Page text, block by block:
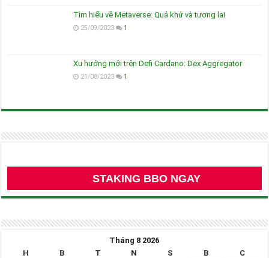
Tìm hiểu về Metaverse: Quá khứ và tương lai
25/09/2023 1
Xu hướng mới trên Defi Cardano: Dex Aggregator
21/08/2023 1
STAKING BBO NGAY
Tháng 8 2026
H
B T N S B
C